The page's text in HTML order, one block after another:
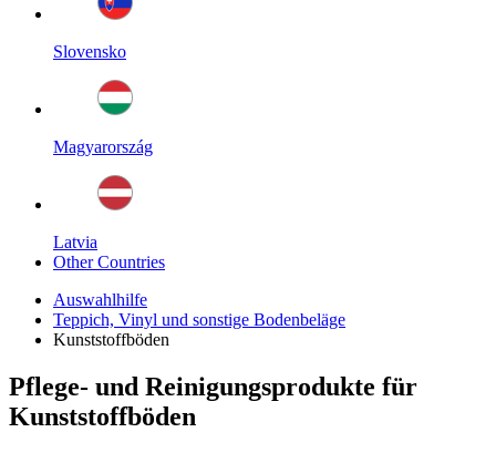
Slovensko
Magyarország
Latvia
Other Countries
Auswahlhilfe
Teppich, Vinyl und sonstige Bodenbeläge
Kunststoffböden
Pflege- und Reinigungsprodukte für
Kunststoffböden